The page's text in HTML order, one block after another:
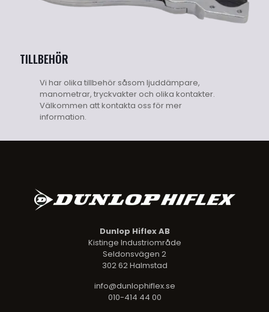
TILLBEHÖR
Vi har olika tillbehör såsom ljuddämpare,
manometrar, tryckvakter och olika kontakter.
Välkommen att kontakta oss för mer
information.
Dunlop Hiflex AB
Kistinge Industriområde
Seldonsvägen 2
302 62 Halmstad
info@dunlophiflex.se
010-414 44 00